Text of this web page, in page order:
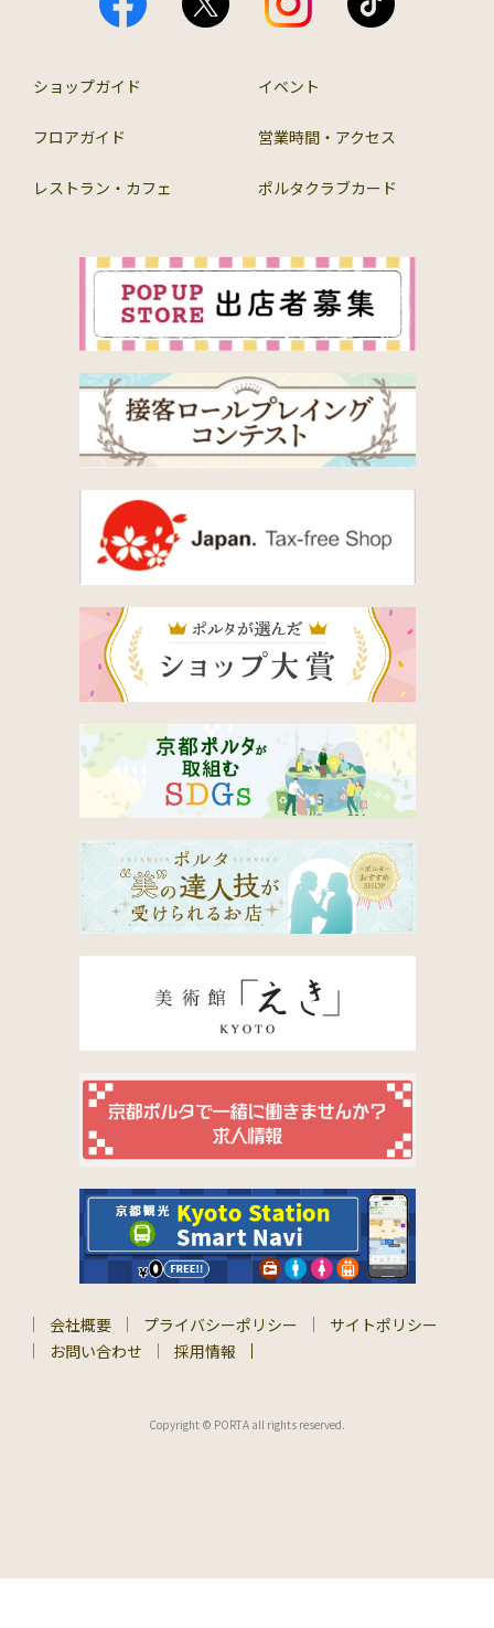
ショップガイド イベント
フロアガイド 営業時間・アクセス
レストラン・カフェ ポルタクラブカード
会社概要 プライバシーポリシー
サイトポリシー
お問い合わせ
採用情報
Copyright © PORTA all rights reserved.